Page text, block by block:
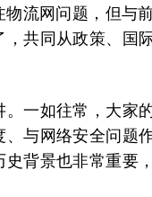
流网问题，但与
共同从政策、国
一如往常，大家
与网络安全问题
背景也非常重要